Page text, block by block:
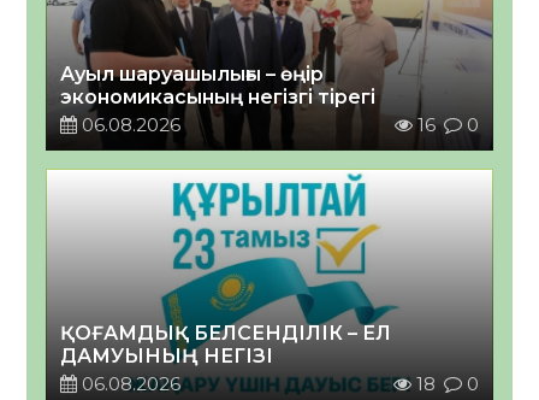
Ауыл шаруашылығы – өңір
экономикасының негізгі тірегі
06.08.2026
16 0
ҚОҒАМДЫҚ БЕЛСЕНДІЛІК – ЕЛ
ДАМУЫНЫҢ НЕГІЗІ
06.08.2026
18 0